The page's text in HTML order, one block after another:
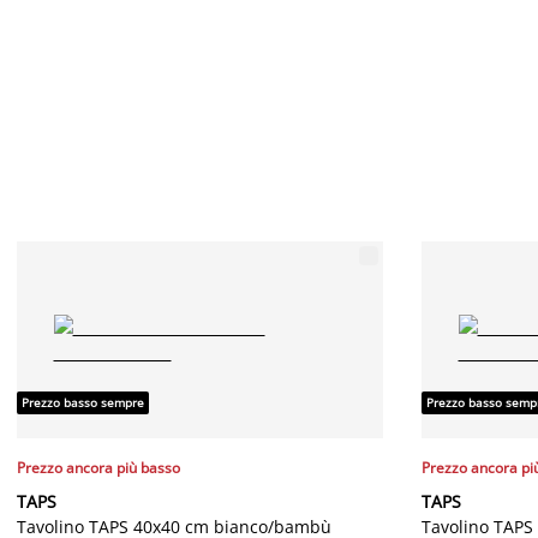
Prezzo basso sempre
Prezzo ancora più basso
TAPS
Tavolino TAPS 40x40 cm bianco/bambù
Prezzo basso
Prezzo ancora
TAPS
Tavolino